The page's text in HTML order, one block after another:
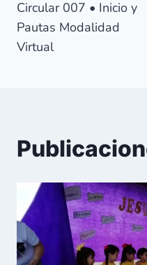
de
entradas
Circular 007 • Inicio y
Pautas Modalidad
Virtual